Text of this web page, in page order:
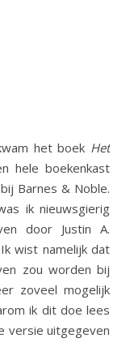
het boek Het
hele boekenkast
Barnes & Noble.
ik nieuwsgierig
door Justin A.
wist namelijk dat
zou worden bij
zoveel mogelijk
ik dit doe lees
versie uitgegeven